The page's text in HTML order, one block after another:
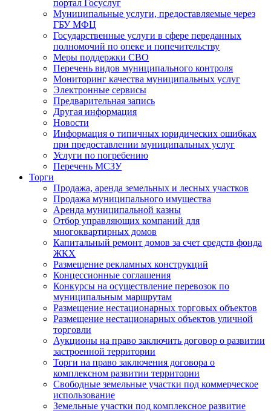
портал Госуслуг
Муниципальные услуги, предоставляемые через
ГБУ МФЦ
Государственные услуги в сфере переданных
полномочий по опеке и попечительству
Меры поддержки СВО
Перечень видов муниципального контроля
Мониторинг качества муниципальных услуг
Электронные сервисы
Предварительная запись
Другая информация
Новости
Информация о типичных юридических ошибках
при предоставлении муниципальных услуг
Услуги по погребению
Перечень МСЗУ
Торги
Продажа, аренда земельных и лесных участков
Продажа муниципального имущества
Аренда муниципальной казны
Отбор управляющих компаний для
многоквартирных домов
Капитальный ремонт домов за счет средств фонда
ЖКХ
Размещение рекламных конструкций
Концессионные соглашения
Конкурсы на осуществление перевозок по
муниципальным маршрутам
Размещение нестационарных торговых объектов
Размещение нестационарных объектов уличной
торговли
Аукционы на право заключить договор о развитии
застроенной территории
Торги на право заключения договора о
комплексном развитии территории
Свободные земельные участки под коммерческое
использование
Земельные участки под комплексное развитие